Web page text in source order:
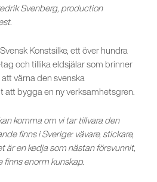
Svenberg, production
Konstsilke, ett över hundra
och tillika eldsjälar som brinner
värna den svenska
att bygga en ny verksamhetsgren.
komma om vi tar tillvara den
finns i Sverige: vävare, stickare,
är en kedja som nästan försvunnit,
enorm kunskap.